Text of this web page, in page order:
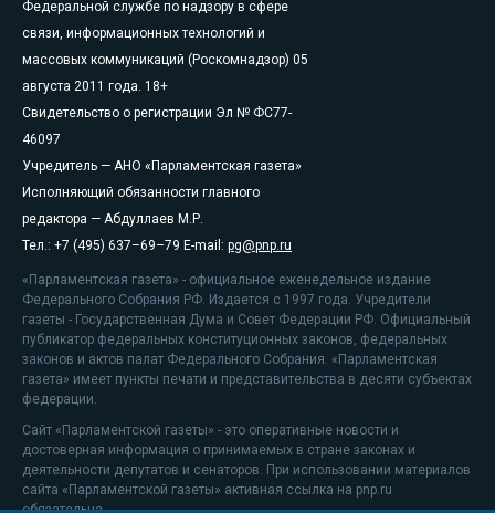
Федеральной службе по надзору в сфере
связи, информационных технологий и
массовых коммуникаций (Роскомнадзор) 05
августа 2011 года. 18+
Свидетельство о регистрации Эл № ФС77-
46097
Учредитель — АНО «Парламентская газета»
Исполняющий обязанности главного
редактора — Абдуллаев М.Р.
Тел.: +7 (495) 637–69–79 E-mail: pg@pnp.ru
«Парламентская газета» - официальное еженедельное издание
Федерального Собрания РФ. Издается с 1997 года. Учредители
газеты - Государственная Дума и Совет Федерации РФ. Официальный
публикатор федеральных конституционных законов, федеральных
законов и актов палат Федерального Собрания. «Парламентская
газета» имеет пункты печати и представительства в десяти субъектах
федерации.
Сайт «Парламентской газеты» - это оперативные новости и
достоверная информация о принимаемых в стране законах и
деятельности депутатов и сенаторов. При использовании материалов
сайта «Парламентской газеты» активная ссылка на pnp.ru
обязательна.